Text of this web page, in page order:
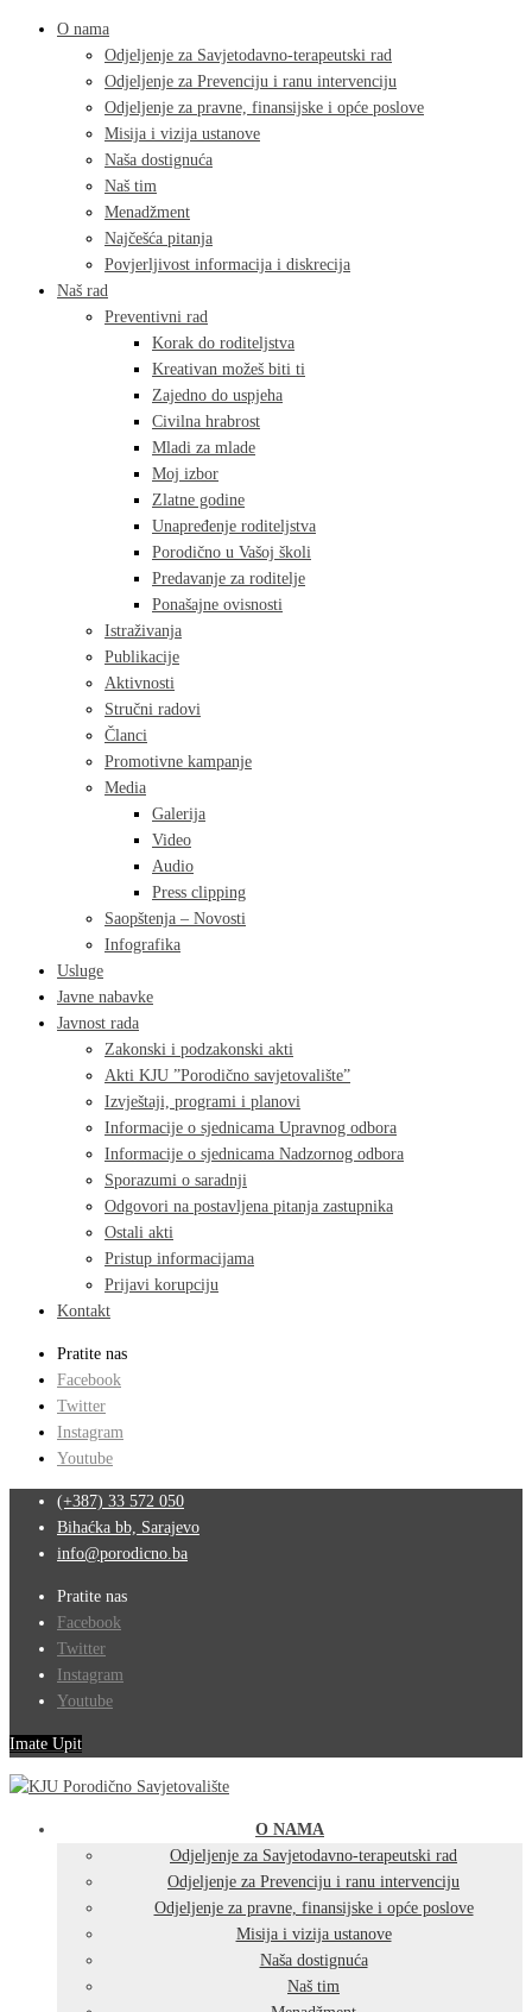
O nama
Odjeljenje za Savjetodavno-terapeutski rad
Odjeljenje za Prevenciju i ranu intervenciju
Odjeljenje za pravne, finansijske i opće poslove
Misija i vizija ustanove
Naša dostignuća
Naš tim
Menadžment
Najčešća pitanja
Povjerljivost informacija i diskrecija
Naš rad
Preventivni rad
Korak do roditeljstva
Kreativan možeš biti ti
Zajedno do uspjeha
Civilna hrabrost
Mladi za mlade
Moj izbor
Zlatne godine
Unapređenje roditeljstva
Porodično u Vašoj školi
Predavanje za roditelje
Ponašajne ovisnosti
Istraživanja
Publikacije
Aktivnosti
Stručni radovi
Članci
Promotivne kampanje
Media
Galerija
Video
Audio
Press clipping
Saopštenja – Novosti
Infografika
Usluge
Javne nabavke
Javnost rada
Zakonski i podzakonski akti
Akti KJU ”Porodično savjetovalište”
Izvještaji, programi i planovi
Informacije o sjednicama Upravnog odbora
Informacije o sjednicama Nadzornog odbora
Sporazumi o saradnji
Odgovori na postavljena pitanja zastupnika
Ostali akti
Pristup informacijama
Prijavi korupciju
Kontakt
Pratite nas
Facebook
Twitter
Instagram
Youtube
(+387) 33 572 050
Bihaćka bb, Sarajevo
info@porodicno.ba
Pratite nas
Facebook
Twitter
Instagram
Youtube
Imate Upit
O NAMA
Odjeljenje za Savjetodavno-terapeutski rad
Odjeljenje za Prevenciju i ranu intervenciju
Odjeljenje za pravne, finansijske i opće poslove
Misija i vizija ustanove
Naša dostignuća
Naš tim